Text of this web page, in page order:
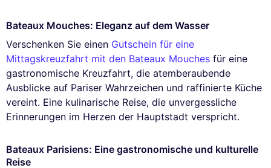
Bateaux Mouches: Eleganz auf dem Wasser
Verschenken Sie einen Gutschein für eine
Mittagskreuzfahrt mit den Bateaux Mouches für eine
gastronomische Kreuzfahrt, die atemberaubende
Ausblicke auf Pariser Wahrzeichen und raffinierte Küche
vereint. Eine kulinarische Reise, die unvergessliche
Erinnerungen im Herzen der Hauptstadt verspricht.
Bateaux Parisiens: Eine gastronomische und kulturelle
Reise